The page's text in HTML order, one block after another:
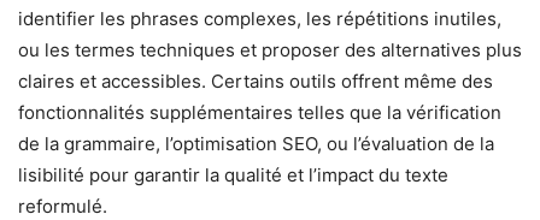
identifier les phrases complexes, les répétitions inutiles,
ou les termes techniques et proposer des alternatives plus
claires et accessibles. Certains outils offrent même des
fonctionnalités supplémentaires telles que la vérification
de la grammaire, l’optimisation SEO, ou l’évaluation de la
lisibilité pour garantir la qualité et l’impact du texte
reformulé.